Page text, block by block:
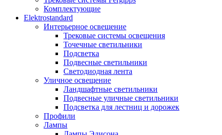
Комплектующие
Elektrostandard
Интерьерное освещение
Трековые системы освещения
Точечные светильники
Подсветка
Подвесные светильники
Светодиодная лента
Уличное освещение
Ландшафтные светильники
Подвесные уличные светильники
Подсветка для лестниц и дорожек
Профили
Лампы